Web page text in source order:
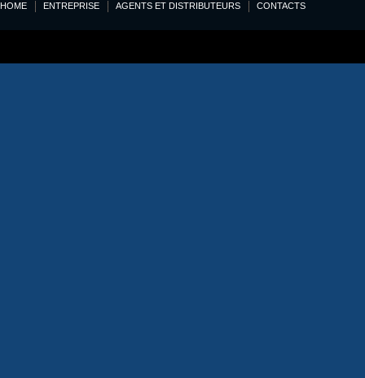
HOME ENTREPRISE AGENTS ET DISTRIBUTEURS CONTACTS